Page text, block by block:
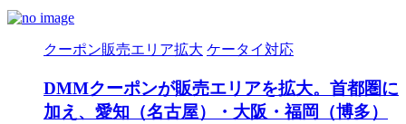
クーポン販売エリア拡大 ケータイ対応
DMMクーポンが販売エリアを拡大。首都圏に
加え、愛知（名古屋）・大阪・福岡（博多）